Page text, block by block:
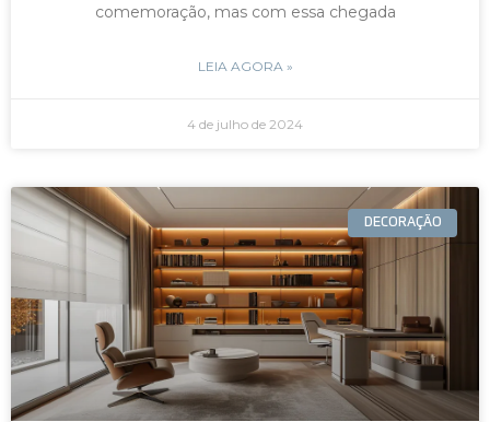
comemoração, mas com essa chegada
LEIA AGORA »
4 de julho de 2024
DECORAÇÃO